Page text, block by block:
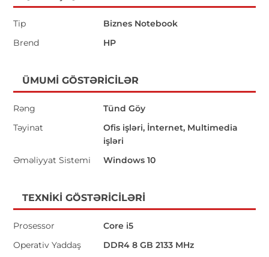
Tip
Biznes Notebook
Brend
HP
ÜMUMI GÖSTƏRICILƏR
Rəng
Tünd Göy
Təyinat
Ofis işləri, İnternet, Multimedia
işləri
Əməliyyat Sistemi
Windows 10
TEXNIKI GÖSTƏRICILƏRI
Prosessor
Core i5
Operativ Yaddaş
DDR4 8 GB 2133 MHz